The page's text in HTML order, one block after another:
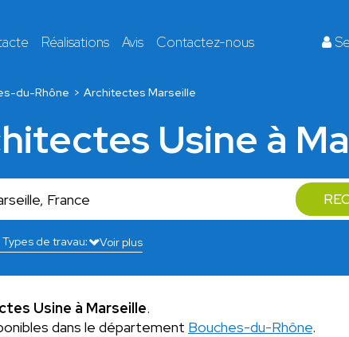
Réalisations Avis Contactez-nous
du-Rhône Architectes Marseille
Usine à
Voir plus
Usine à Marseille.
dans le département Bouches-du-Rhône.